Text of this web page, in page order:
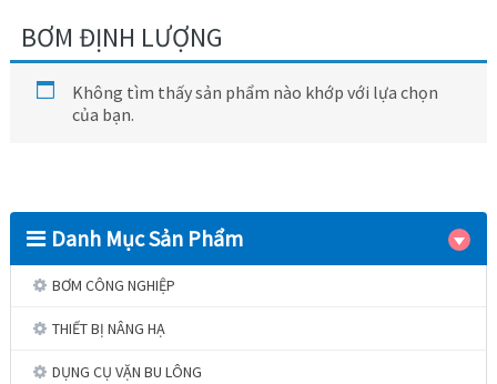
BƠM ĐỊNH LƯỢNG
Không tìm thấy sản phẩm nào khớp với lựa chọn
của bạn.
Danh Mục Sản Phẩm
BƠM CÔNG NGHIỆP
THIẾT BỊ NÂNG HẠ
DỤNG CỤ VẶN BU LÔNG